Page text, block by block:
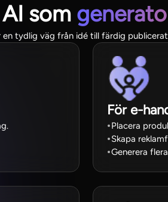
som
tydlig väg från idé till färdig
För e-
Placera
Skapa
Generera